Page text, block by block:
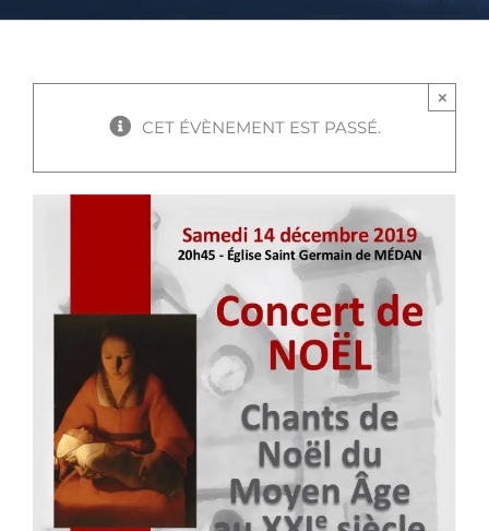
CET ÉVÈNEMENT EST PASSÉ.
×